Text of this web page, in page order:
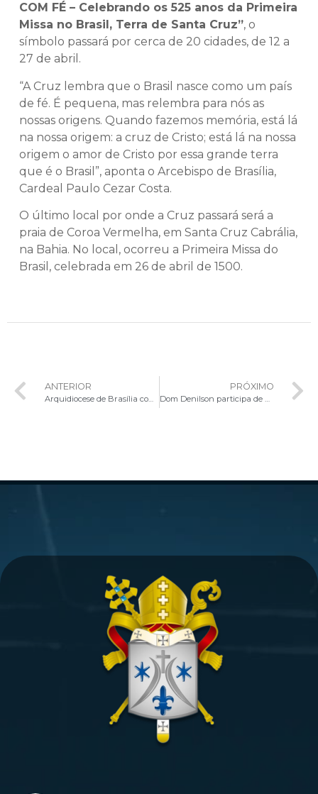
COM FÉ – Celebrando os 525 anos da Primeira
Missa no Brasil, Terra de Santa Cruz”, o
símbolo passará por cerca de 20 cidades, de 12 a
27 de abril.
“A Cruz lembra que o Brasil nasce como um país
de fé. É pequena, mas relembra para nós as
nossas origens. Quando fazemos memória, está lá
na nossa origem: a cruz de Cristo; está lá na nossa
origem o amor de Cristo por essa grande terra
que é o Brasil”, aponta o Arcebispo de Brasília,
Cardeal Paulo Cezar Costa.
O último local por onde a Cruz passará será a
praia de Coroa Vermelha, em Santa Cruz Cabrália,
na Bahia. No local, ocorreu a Primeira Missa do
Brasil, celebrada em 26 de abril de 1500.
ANTERIOR
Arquidiocese de Brasília completa 65 anos de criação
PRÓXIMO
Dom Denilson participa de homenagem ao Papa Francisco no Senado